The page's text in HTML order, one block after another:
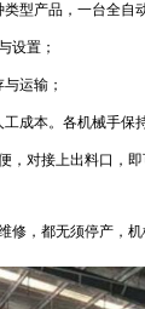
型产品，一台全
设置；
运输；
成本。各机械手保
，对接上出料口，
修，都无须停产，